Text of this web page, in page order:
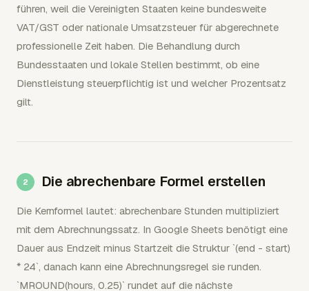
führen, weil die Vereinigten Staaten keine bundesweite
VAT/GST oder nationale Umsatzsteuer für abgerechnete
professionelle Zeit haben. Die Behandlung durch
Bundesstaaten und lokale Stellen bestimmt, ob eine
Dienstleistung steuerpflichtig ist und welcher Prozentsatz
gilt.
Die abrechenbare Formel erstellen
Die Kernformel lautet: abrechenbare Stunden multipliziert
mit dem Abrechnungssatz. In Google Sheets benötigt eine
Dauer aus Endzeit minus Startzeit die Struktur `(end - start)
* 24`, danach kann eine Abrechnungsregel sie runden.
`MROUND(hours, 0.25)` rundet auf die nächste